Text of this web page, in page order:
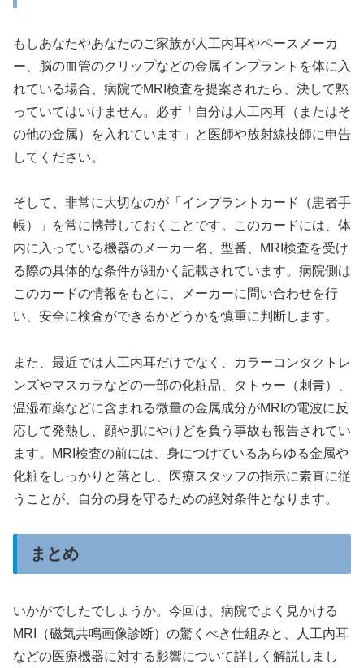
もしあなたやあなたのご家族が人工内耳やペースメーカ
ー、脳の血管のクリップなどの金属インプラントを体に入
れている場合、病院でMRI検査を提案されたら、決して黙
っていてはいけません。必ず「自分は人工内耳（またはそ
の他の金属）を入れています」と医師や放射線技師に申告
してください。
そして、非常に大切なのが「インプラントカード（患者手
帳）」を常に携帯しておくことです。このカードには、体
内に入っている機器のメーカー名、型番、MRI検査を受け
る際の具体的な条件が細かく記載されています。病院側は
このカードの情報をもとに、メーカーに問い合わせを行
い、安全に検査ができるかどうかを慎重に判断します。
また、最近では人工内耳だけでなく、カラーコンタクトレ
ンズやマスカラなどの一部の化粧品、タトゥー（刺青）、
温湿布薬などに含まれる微量の金属成分がMRIの電波に反
応して発熱し、顔や肌にやけどを負う事故も報告されてい
ます。MRI検査の前には、身につけているあらゆる金属や
化粧をしっかりと落とし、医療スタッフの指示に素直に従
うことが、自分の身を守るための絶対条件となります。
まとめ
いかがでしたでしょうか。今回は、病院でよく見かける
MRI（磁気共鳴画像診断）の驚くべき仕組みと、人工内耳
などの医療機器に対する影響について詳しく解説しまし